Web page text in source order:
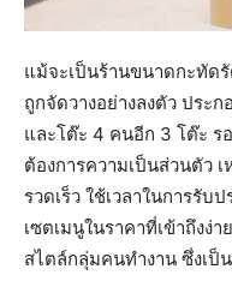
แม้จะเป็นร้านขนาดกะทัด
ถูกจัดวางอย่างลงตัว ประ
และโต๊ะ 4 คนอีก 3 โต๊ะ ร
ต้องการความเป็นส่วนตัว
รวดเร็ว ใช้เวลาในการรั
เซตเมนูในราคาที่เข้าถึงง่
สไตล์กลุ่มคนทำงาน ซึ่งเป็